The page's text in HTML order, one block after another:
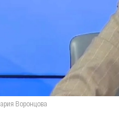
Воронцова